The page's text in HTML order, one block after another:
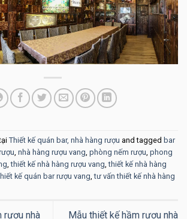
Thiết kế quán bar, nhà hàng rượu and tagged bar
, nhà hàng rượu vang, phòng nếm rượu, phong
,thiết kế nhà hàng rượu vang,thiết kế nhà hàng
kế quán bar rượu vang,tư vấn thiết kế nhà hàng
rượu nhà Mẫu thiết kế hầm rượu nhà